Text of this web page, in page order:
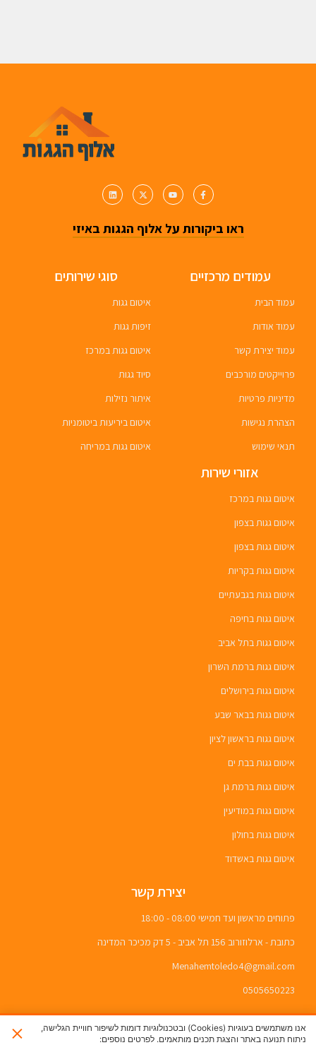
ראו ביקורות על אלוף הגגות באיזי
עמודים מרכזיים
עמוד הבית
עמוד אודות
עמוד יצירת קשר
פרוייקטים מורכבים
מדיניות פרטיות
הצהרת נגישות
תנאי שימוש
סוגי שירותים
איטום גגות
זיפות גגות
איטום גגות במרכז
סיוד גגות
איתור נזילות
איטום ביריעות ביטומניות
איטום גגות במריחה
אזורי שירות
איטום גגות במרכז
איטום גגות בצפון
איטום גגות בצפון
איטום גגות בקריות
איטום גגות בגבעתיים
איטום גגות בחיפה
איטום גגות בתל אביב
איטום גגות ברמת השרון
איטום גגות בירושלים
איטום גגות בבאר שבע
איטום גגות בראשון לציון
איטום גגות בבת ים
איטום גגות ברמת גן
איטום גגות במודיעין
איטום גגות בחולון
איטום גגות באשדוד
יצירת קשר
פתוחים מראשון ועד חמישי 08:00 - 18:00
כתובת - ארלוזורוב 156 תל אביב - 5 דק מכיכר המדינה
Menahemtoledo4@gmail.com
0505650223
×
אנו משתמשים בעוגיות (Cookies) ובטכנולוגיות דומות לשיפור חוויית הגלישה,
ניתוח תנועה באתר והצגת תכנים מותאמים. לפרטים נוספים: